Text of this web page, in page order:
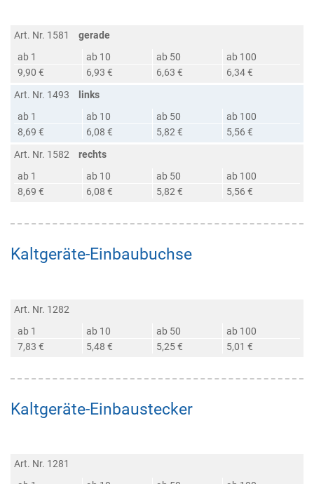
Art. Nr. 1581
gerade
ab 1
ab 10 ab 50
ab 100
9,90 €
6,93 € 6,63 €
6,34 €
Art. Nr. 1493
links
ab 1
ab 10 ab 50
ab 100
8,69 €
6,08 € 5,82 €
5,56 €
Art. Nr. 1582
rechts
ab 1
ab 10 ab 50
ab 100
8,69 €
6,08 € 5,82 € 5,56 €
Kaltgeräte-Einbaubuchse
Art. Nr. 1282
ab 1
ab 10 ab 50
ab 100
7,83 €
5,48 € 5,25 € 5,01 €
Kaltgeräte-Einbaustecker
Art. Nr. 1281